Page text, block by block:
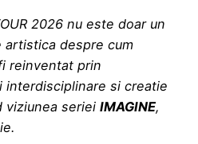
2026 nu este doar un
artistica despre cum
reinventat prin
interdisciplinare si creatie
viziunea seriei IMAGINE,